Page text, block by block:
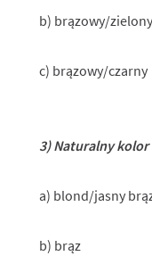
b) brązowy/zielony
c) brązowy/czarny
3) Naturalny
a) blond/jasny
b) brąz